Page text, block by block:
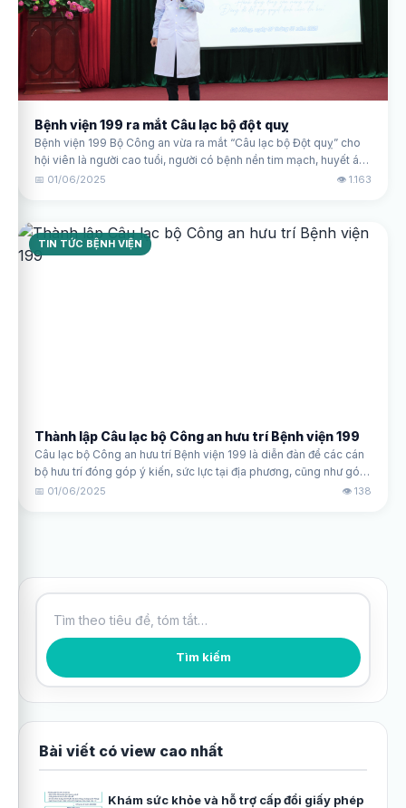
Bệnh viện 199 ra mắt Câu lạc bộ đột quỵ
Bệnh viện 199 Bộ Công an vừa ra mắt “Câu lạc bộ Đột quỵ” cho
hội viên là người cao tuổi, người có bệnh nền tim mạch, huyết áp,
đái tháo đường…trên địa bàn thành phố.
📅 01/06/2025 👁️ 1.163
TIN TỨC BỆNH VIỆN
Thành lập Câu lạc bộ Công an hưu trí Bệnh viện 199
Câu lạc bộ Công an hưu trí Bệnh viện 199 là diễn đàn để các cán
bộ hưu trí đóng góp ý kiến, sức lực tại địa phương, cũng như góp
phần xây dựng Bệnh viện 199 ngày càng phát triển.
📅 01/06/2025 👁️ 138
Tìm kiếm bài viết Tìm kiếm
Bài viết có view cao nhất
Khám sức khỏe và hỗ trợ cấp đổi giấy phép